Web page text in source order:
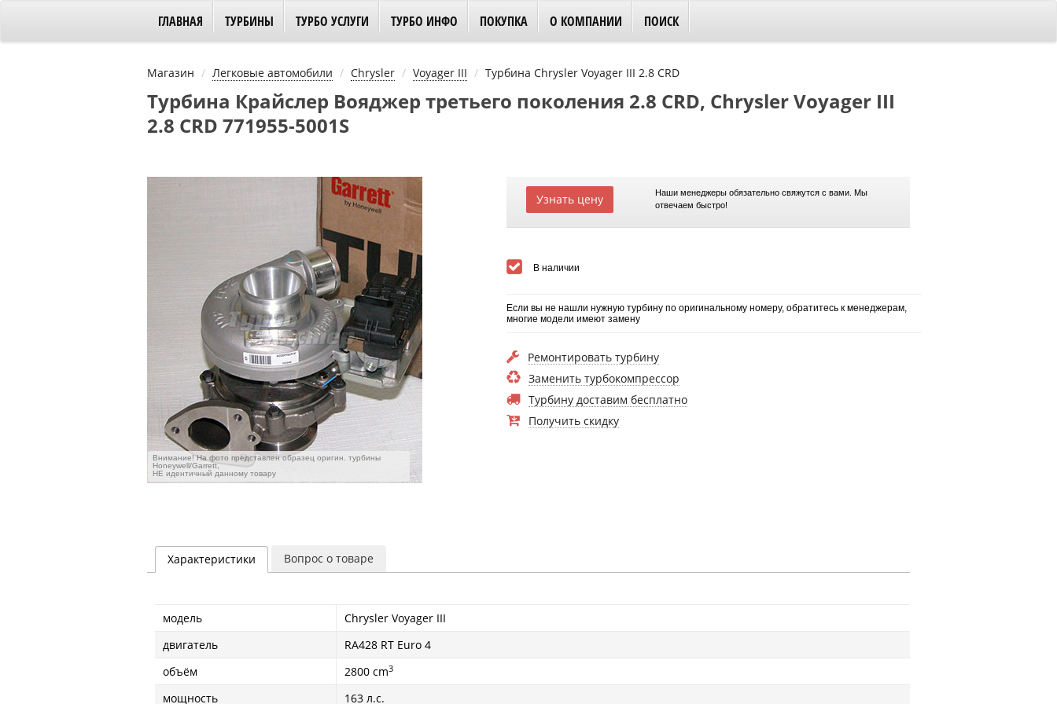
ГЛАВНАЯ ТУРБИНЫ ТУРБО УСЛУГИ ТУРБО ИНФО ПОКУПКА О КОМПАНИИ ПОИСК
Магазин Легковые автомобили Chrysler Voyager III Турбина Chrysler Voyager III 2.8 CRD
Турбина Крайслер Вояджер третьего поколения 2.8 CRD, Chrysler Voyager III
2.8 CRD 771955-5001S
Внимание! На фото представлен образец оригин. турбины
Honeywell/Garrett,
НЕ идентичный данному товару
Узнать цену
Наши менеджеры обязательно свяжутся с вами. Мы
отвечаем быстро!
В наличии
Если вы не нашли нужную турбину по оригинальному номеру, обратитесь к менеджерам,
многие модели имеют замену
Ремонтировать турбину
Заменить турбокомпрессор
Турбину доставим бесплатно
Получить скидку
Характеристики Вопрос о товаре
модель
Chrysler Voyager III
двигатель
RA428 RT Euro 4
объём
2800 cm3
мощность
163 л.с.